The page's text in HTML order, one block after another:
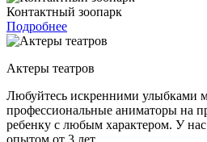
Контактный зоопарк
Подробнее
Актеры театров
Любуйтесь искренними улыбками
профессиональные аниматоры на
ребенку с любым характером. У
опытом от 3 лет